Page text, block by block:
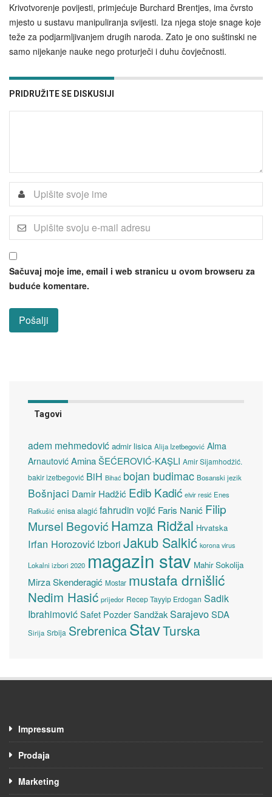
Krivotvorenje povijesti, primjećuje Burchard Brentjes, ima čvrsto
mjesto u sustavu manipuliranja svijesti. Iza njega stoje snage koje
teže za podjarmljivanjem drugih naroda. Zato je ono suštinski ne
samo nijekanje nauke nego proturječi i duhu čovječnosti.
PRIDRUŽITE SE DISKUSIJI
Sačuvaj moje ime, email i web stranicu u ovom browseru za
buduće komentare.
Tagovi
adem mehmedović admir lisica Alija Izetbegović Alma
Arnautović Amina ŠEĆEROVIĆ-KAŞLI Amir Sijamhodžić.
bakir izetbegović BiH Bihać bojan budimac Bosanski jezik
Bošnjaci Damir Hadžić Edib Kadić elvir resić Enes
Ratkušić enisa alagić fahrudin vojić Faris Nanić Filip
Mursel Begović Hamza Ridžal Hrvatska
Irfan Horozović Izbori Jakub Salkić korona virus
Lokalni izbori 2020 magazin stav Mahir Sokolija
Mirza Skenderagić Mostar mustafa drnišlić
Nedim Hasić prijedor Recep Tayyip Erdogan Sadik
Ibrahimović Safet Pozder SandžakSarajevoSDA
Sirija Srbija SrebrenicaStavTurska
Impressum
Prodaja
Marketing